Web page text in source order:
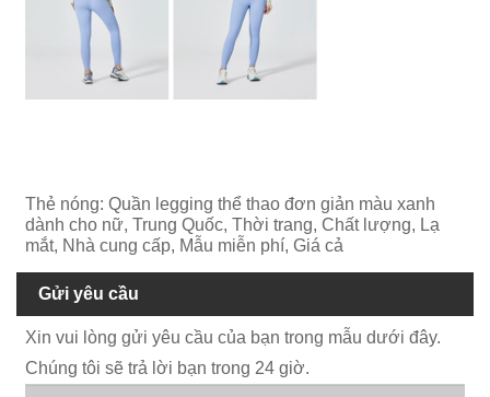
Thẻ nóng: Quần legging thể thao đơn giản màu xanh
dành cho nữ, Trung Quốc, Thời trang, Chất lượng, Lạ
mắt, Nhà cung cấp, Mẫu miễn phí, Giá cả
Gửi yêu cầu
Xin vui lòng gửi yêu cầu của bạn trong mẫu dưới đây.
Chúng tôi sẽ trả lời bạn trong 24 giờ.